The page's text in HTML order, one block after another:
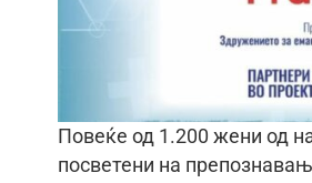
Повеќе од 1.200 жени од
посветени на